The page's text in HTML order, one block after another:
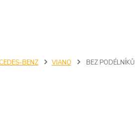
BENZ VIANO BEZ PODÉLNÍKŮ